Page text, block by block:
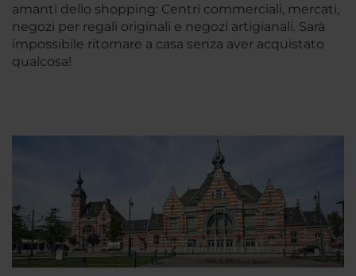
amanti dello shopping: Centri commerciali, mercati,
negozi per regali originali e negozi artigianali. Sarà
impossibile ritornare a casa senza aver acquistato
qualcosa!